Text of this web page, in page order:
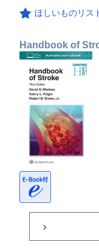
ほしいものリス
Handbook of